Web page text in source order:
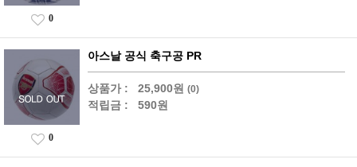
0
아스날 공식 축구공 PR
상품가 : 25,900원 (0)
적립금 : 590원
0